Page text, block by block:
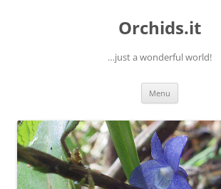
Orchids.it
…just a wonderful world!
Menu